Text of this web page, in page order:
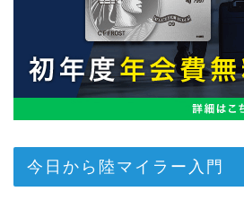
今日から陸マイラー入門